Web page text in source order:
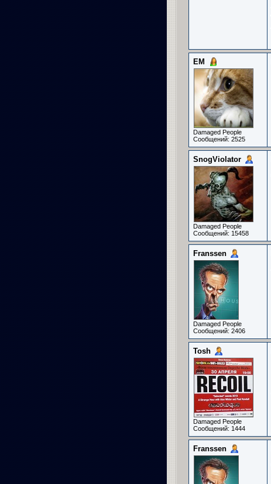
ЕМ
Damaged People
Сообщений: 2525
SnogViolator
Damaged People
Сообщений: 15458
Franssen
Damaged People
Сообщений: 2406
Tosh
Damaged People
Сообщений: 1444
Franssen